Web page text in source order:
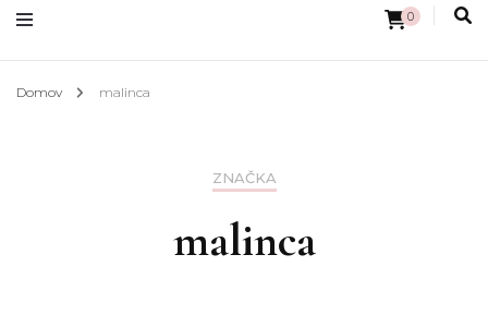
0
Domov malinca
ZNAČKA
malinca